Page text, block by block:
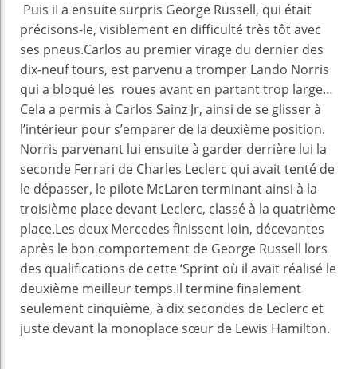
Puis iI a ensuite surpris George Russell, qui était
précisons-le, visiblement en difficulté très tôt avec
ses pneus.Carlos au premier virage du dernier des
dix-neuf tours, est parvenu a tromper Lando Norris
qui a bloqué les roues avant en partant trop large…
Cela a permis à Carlos Sainz Jr, ainsi de se glisser à
l’intérieur pour s’emparer de la deuxième position.
Norris parvenant lui ensuite à garder derrière lui la
seconde Ferrari de Charles Leclerc qui avait tenté de
le dépasser, le pilote McLaren terminant ainsi à la
troisième place devant Leclerc, classé à la quatrième
place.Les deux Mercedes finissent loin, décevantes
après le bon comportement de George Russell lors
des qualifications de cette ‘Sprint où il avait réalisé le
deuxième meilleur temps.Il termine finalement
seulement cinquième, à dix secondes de Leclerc et
juste devant la monoplace sœur de Lewis Hamilton.